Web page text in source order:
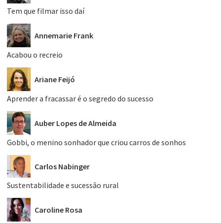
Tem que filmar isso daí
Annemarie Frank
Acabou o recreio
Ariane Feijó
Aprender a fracassar é o segredo do sucesso
Auber Lopes de Almeida
Gobbi, o menino sonhador que criou carros de sonhos
Carlos Nabinger
Sustentabilidade e sucessão rural
Caroline Rosa